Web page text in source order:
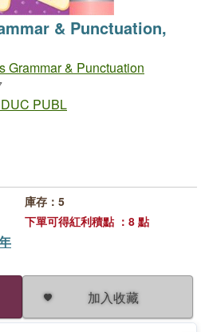
& Punctuation,
Grammar & Punctuation
PUBL
加入收藏
庫存：5
下單可得紅利積點 ：8 點